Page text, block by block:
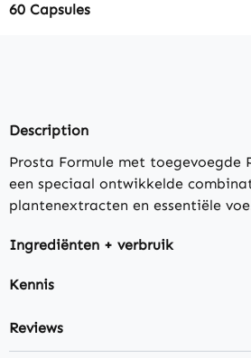
60 Capsules
Description
Prosta Formule met toegevoegde
een speciaal ontwikkelde
plantenextracten en essentiële
Ingrediënten + verbruik
Kennis
Reviews